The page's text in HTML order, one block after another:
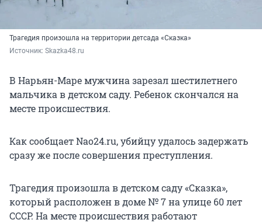
Трагедия произошла на территории детсада «Сказка»
Источник: Skazka48.ru
В Нарьян-Маре мужчина зарезал шестилетнего
мальчика в детском саду. Ребенок скончался на
месте происшествия.
Как сообщает Nao24.ru, убийцу удалось задержать
сразу же после совершения преступления.
Трагедия произошла в детском саду «Сказка»,
который расположен в доме № 7 на улице 60 лет
СССР. На месте происшествия работают